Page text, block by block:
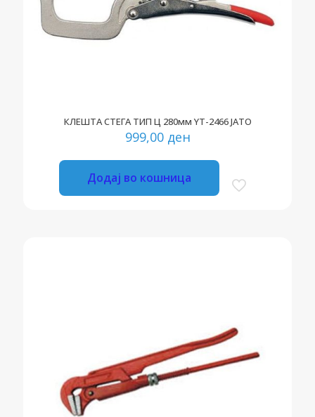
КЛЕШТА СТЕГА ТИП Ц 280мм YT-2466 ЈАТО
999,00 ден
Додај во кошница